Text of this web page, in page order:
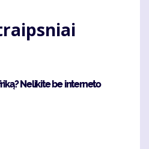
Nelikite be interneto